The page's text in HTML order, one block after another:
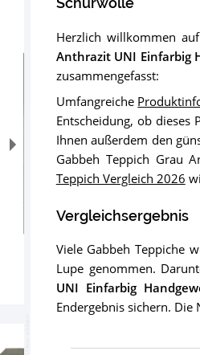
Schurwolle
Herzlich willkommen
Anthrazit UNI Einfarbig
zusammengefasst:
Umfangreiche
Entscheidung, ob dieses
Ihnen außerdem den
Gabbeh Teppich Grau
Teppich Vergleich 2026
Vergleichsergebnis
Viele Gabbeh Teppiche
Lupe genommen.
UNI Einfarbig
Endergebnis sichern.